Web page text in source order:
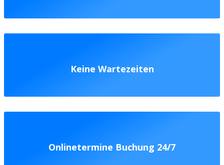
Keine Wartezeiten
Onlinetermine Buchung 24/7